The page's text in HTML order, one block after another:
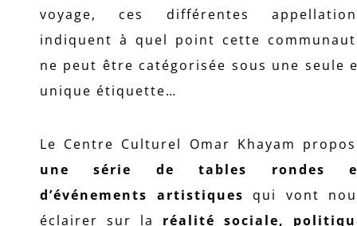
voyage, ces différentes
indiquent à quel point cette
ne peut être catégorisée sous une seule
unique étiquette…
Le Centre Culturel Omar Khayam
une série de tables rondes
d’événements artistiques qui vont
éclairer sur la réalité sociale,